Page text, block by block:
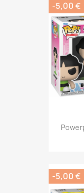
-5,00 €
-5,00 €